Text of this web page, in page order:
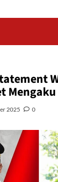
2025 0